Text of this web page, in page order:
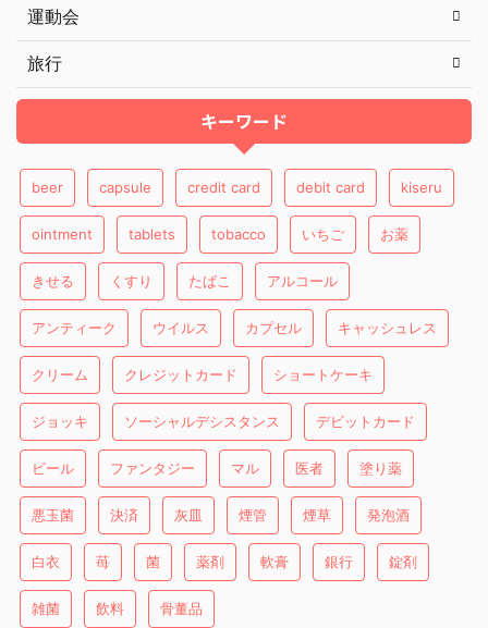
運動会
旅行
キーワード
beer capsule credit card debit card kiseru
ointment tablets tobacco いちご お薬
きせる くすり たばこ アルコール
アンティーク ウイルス カプセル キャッシュレス
クリーム クレジットカード ショートケーキ
ジョッキ ソーシャルデシスタンス デビットカード
ビール ファンタジー マル 医者 塗り薬
悪玉菌 決済 灰皿 煙管 煙草 発泡酒
白衣 苺 菌 薬剤 軟膏 銀行 錠剤
雑菌 飲料 骨董品